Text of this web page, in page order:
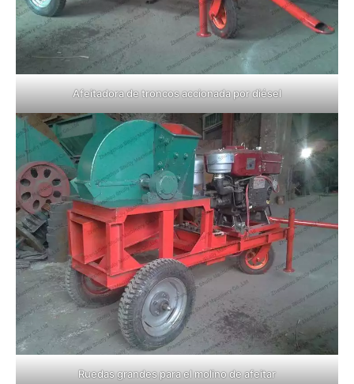
Afeitadora de troncos accionada por diésel
Ruedas grandes para el molino de afeitar